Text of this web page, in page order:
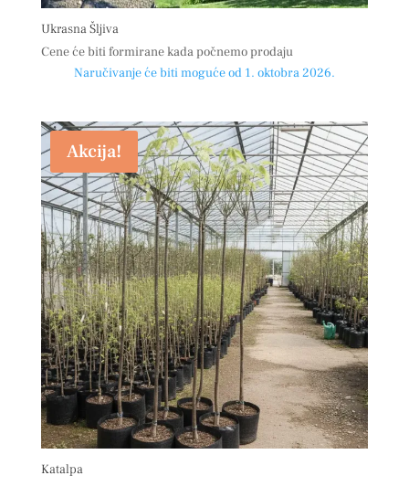
Ukrasna Šljiva
Cene će biti formirane kada počnemo prodaju
Naručivanje će biti moguće od 1. oktobra 2026.
Akcija!
Katalpa